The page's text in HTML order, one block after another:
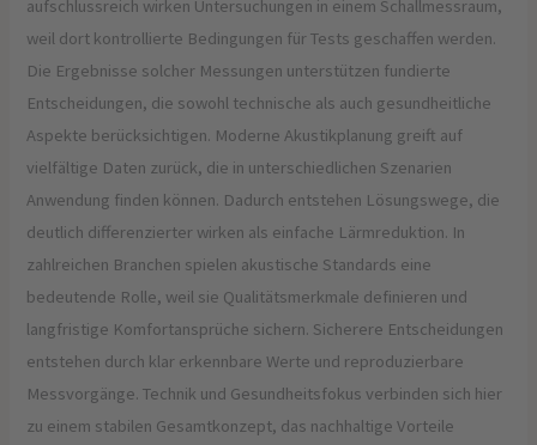
aufschlussreich wirken Untersuchungen in einem Schallmessraum,
weil dort kontrollierte Bedingungen für Tests geschaffen werden.
Die Ergebnisse solcher Messungen unterstützen fundierte
Entscheidungen, die sowohl technische als auch gesundheitliche
Aspekte berücksichtigen. Moderne Akustikplanung greift auf
vielfältige Daten zurück, die in unterschiedlichen Szenarien
Anwendung finden können. Dadurch entstehen Lösungswege, die
deutlich differenzierter wirken als einfache Lärmreduktion. In
zahlreichen Branchen spielen akustische Standards eine
bedeutende Rolle, weil sie Qualitätsmerkmale definieren und
langfristige Komfortansprüche sichern. Sicherere Entscheidungen
entstehen durch klar erkennbare Werte und reproduzierbare
Messvorgänge. Technik und Gesundheitsfokus verbinden sich hier
zu einem stabilen Gesamtkonzept, das nachhaltige Vorteile